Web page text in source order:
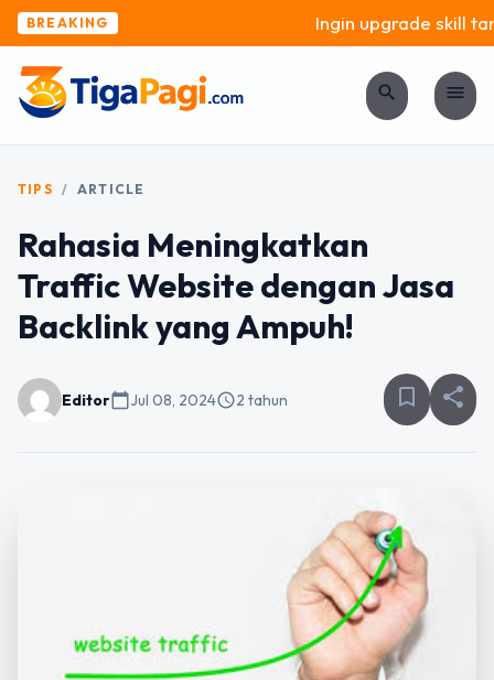
BREAKING Ingin upgrade skill
search menu
TIPS / ARTICLE
Rahasia Meningkatkan
Traffic Website dengan Jasa
Backlink yang Ampuh!
Editorcalendar_todayJul 08, 2024schedule2 tahun bookmark_border share